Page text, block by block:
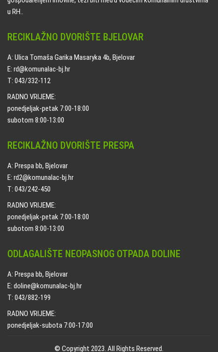
u RH..
RECIKLAŽNO DVORIŠTE BJELOVAR
A: Ulica Tomaša Garika Masaryka 4b, Bjelovar
E: rd@komunalac-bj.hr
T: 043/332-112
RADNO VRIJEME:
ponedjeljak-petak 7:00-18:00
subotom 8:00-13:00
RECIKLAŽNO DVORIŠTE PRESPA
A: Prespa bb, Bjelovar
E: rd2@komunalac-bj.hr
T: 043/242-450
RADNO VRIJEME:
ponedjeljak-petak 7:00-18:00
subotom 8:00-13:00
ODLAGALIŠTE NEOPASNOG OTPADA DOLINE
A: Prespa bb, Bjelovar
E: doline@komunalac-bj.hr
T: 043/882-199
RADNO VRIJEME:
ponedjeljak-subota 7:00-17:00
© Copyright 2023. All Rights Reserved.